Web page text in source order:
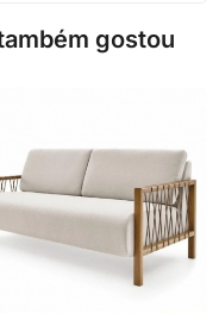
gostou